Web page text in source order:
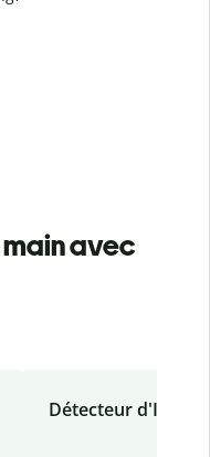
avec
Détecteur d'IA